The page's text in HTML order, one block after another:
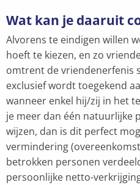
Wat kan je daaruit
Alvorens te eindigen willen
hoeft te kiezen, en zo
omtrent de vriendenerfenis
exclusief wordt toegekend
wanneer enkel hij/zij in het
je meer dan één natuurlijke
wijzen, dan is dit perfect
vermindering
betrokken personen
persoonlijke netto-